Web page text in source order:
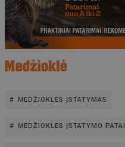
MEDŽIOKLĖS ĮSTATYMAS
MEDŽIOKLĖS ĮSTATYMO